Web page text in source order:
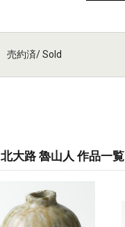
売約済/ Sold
北大路 魯山人 作品一覧